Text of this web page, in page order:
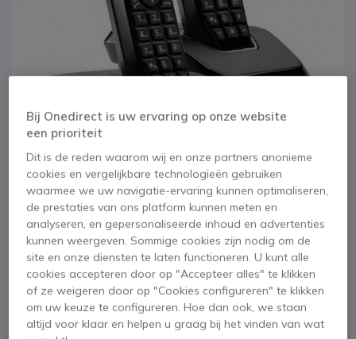
Motorola Startac
S1201 Duo-pakket
SKU MOS12DN // Referentie fabrikant: 107S1202BLACKEF
Set van twee draadloze Motorola S12-telefoons
Ga naar het begin van de afbeeldingen-gallerij
Bij Onedirect is uw ervaring op onze website
een prioriteit
Dit is de reden waarom wij en onze partners anonieme
cookies en vergelijkbare technologieën gebruiken
waarmee we uw navigatie-ervaring kunnen optimaliseren,
de prestaties van ons platform kunnen meten en
analyseren, en gepersonaliseerde inhoud en advertenties
kunnen weergeven. Sommige cookies zijn nodig om de
site en onze diensten te laten functioneren. U kunt alle
cookies accepteren door op "Accepteer alles" te klikken
of ze weigeren door op "Cookies configureren" te klikken
om uw keuze te configureren. Hoe dan ook, we staan
altijd voor klaar en helpen u graag bij het vinden van wat